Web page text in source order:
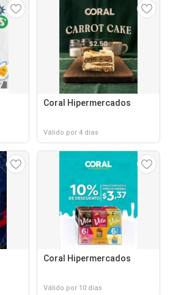
Coral Hipermercados
Válido por 4 días
Coral Hipermercados
Válido por 10 días